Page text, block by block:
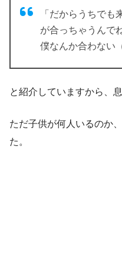
「だからうちでも
が合っちゃうんで
僕なんか合わない
と紹介していますから、
ただ子供が何人いるのか
た。